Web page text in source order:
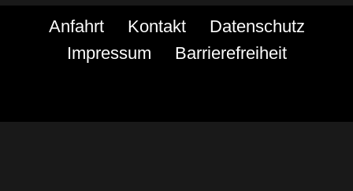
Anfahrt Kontakt
Datenschutz
Impressum
Barrierefreiheit